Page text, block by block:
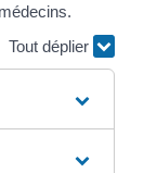
Tout déplier